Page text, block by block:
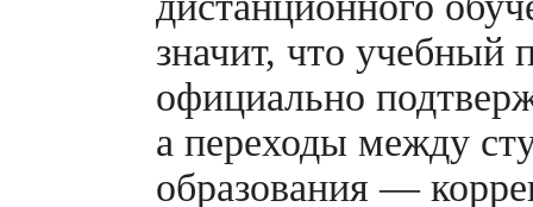
значит, что учебный
официально
а переходы между
образования —